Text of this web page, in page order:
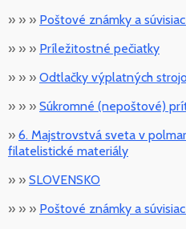
» » » Poštové známky a
» » » Príležitostné pečiatky
» » » Odtlačky výplatných
» » » Súkromné (nepoštové)
» 6. Majstrovstvá sveta v
filatelistické materiály
» » SLOVENSKO
» » » Poštové známky a